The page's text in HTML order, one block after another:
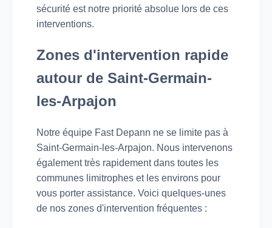
sécurité est notre priorité absolue lors de ces
interventions.
Zones d'intervention rapide
autour de Saint-Germain-
les-Arpajon
Notre équipe Fast Depann ne se limite pas à
Saint-Germain-les-Arpajon. Nous intervenons
également très rapidement dans toutes les
communes limitrophes et les environs pour
vous porter assistance. Voici quelques-unes
de nos zones d'intervention fréquentes :